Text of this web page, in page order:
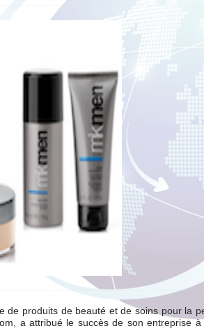
de produits de beauté et de soins pour la
a attribué le succès de son entreprise à